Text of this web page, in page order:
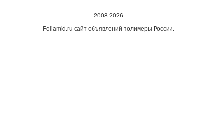
2008-2026
Poliamid.ru сайт объявлений полимеры России.